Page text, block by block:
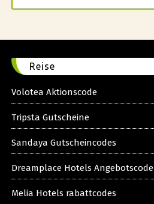
Reise
Volotea Aktionscode
Tripsta Gutscheine
Sandaya Gutscheincodes
Dreamplace Hotels Angebotscode
Melia Hotels rabattcodes